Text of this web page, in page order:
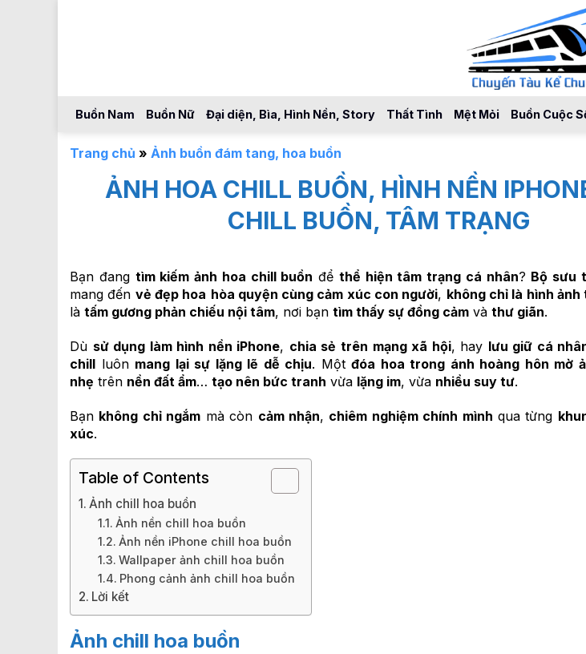
Buồn Nam Buồn Nữ Đại diện, Bìa, Hình Nền, Story Thất Tình Mệt Mỏi Buồn Cuộc
Trang chủ » Ảnh buồn đám tang, hoa buồn
ẢNH HOA CHILL BUỒN, HÌNH NỀN
CHILL BUỒN, TÂM TRẠNG
Bạn đang tìm kiếm ảnh hoa chill buồn để thể hiện tâm trạng cá nhân? Bộ sưu
mang đến vẻ đẹp hoa hòa quyện cùng cảm xúc con người, không chỉ là hình
là tấm gương phản chiếu nội tâm, nơi bạn tìm thấy sự đồng cảm và thư giãn.
Dù sử dụng làm hình nền iPhone, chia sẻ trên mạng xã hội, hay lưu giữ cá
chill luôn mang lại sự lặng lẽ dễ chịu. Một đóa hoa trong ánh hoàng hôn mờ
nhẹ trên nền đất ẩm… tạo nên bức tranh vừa lặng im, vừa nhiều suy tư.
Bạn không chỉ ngắm mà còn cảm nhận, chiêm nghiệm chính mình qua từng
xúc.
Table of Contents
Ảnh chill hoa buồn
Ảnh nền chill hoa buồn
Ảnh nền iPhone chill hoa buồn
Wallpaper ảnh chill hoa buồn
Phong cảnh ảnh chill hoa buồn
Lời kết
Ảnh chill hoa buồn